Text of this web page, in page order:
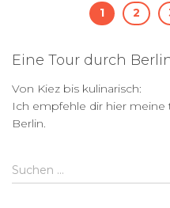
der
Beiträge
1 2
Eine Tour durch
Von Kiez bis kulinarisch:
Ich empfehle dir hier meine
Berlin.
S
u
Suchen …